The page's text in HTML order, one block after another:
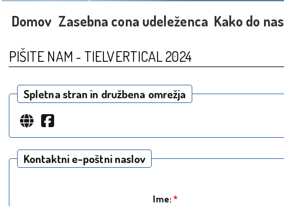
Domov Zasebna cona udeleženca Kako do nas
PIŠITE NAM - TIELVERTICAL 2024
Spletna stran in družbena omrežja
Kontaktni e-poštni naslov
Ime: *